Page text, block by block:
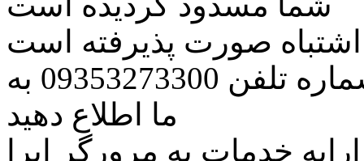
اشتباه صورت پذیرفته است
مراتب این مسئله را از طریق شماره تلفن 09353273300 به
ما اطلاع دهید
خدمات به مرورگر اپرا